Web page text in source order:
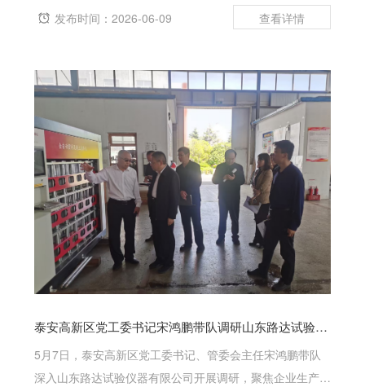
管、接头、油缸、阀块无渗油；高压软管无鼓包、裂纹、老
发布时间：2026-06-09
泰安高新区党工委书记宋鸿鹏带队调研山东路达试验仪器有限公司
5月7日，泰安高新区党工委书记、管委会主任宋鸿鹏带队
深入山东路达试验仪器有限公司开展调研，聚焦企业生产经